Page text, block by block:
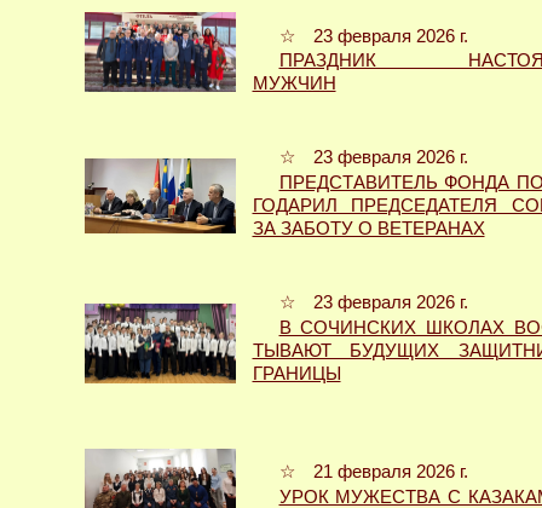
☆ 23 февраля 2026 г.
ПРАЗДНИК
МУЖЧИН
☆ 23 февраля 2026 г.
ПРЕДСТАВИТЕЛЬ ФОНДА
ГОДАРИЛ ПРЕДСЕДАТЕЛЯ
ЗА ЗАБОТУ О ВЕТЕРАНАХ
☆ 23 февраля 2026 г.
В СОЧИНСКИХ ШКОЛАХ
ТЫВАЮТ БУДУЩИХ
ГРАНИЦЫ
☆ 21 февраля 2026 г.
УРОК МУЖЕСТВА С